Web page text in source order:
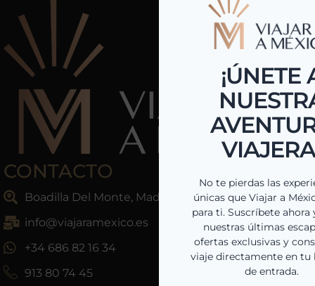
CONTACTO
Boadilla Del Monte, Madrid, España
info@viajaramexico.es
+34 686 82 16 34
913 80 74 45